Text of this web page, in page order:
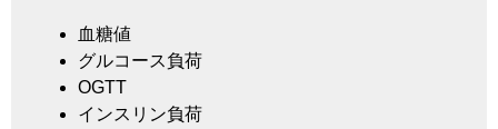
血糖値
グルコース負荷
OGTT
インスリン負荷